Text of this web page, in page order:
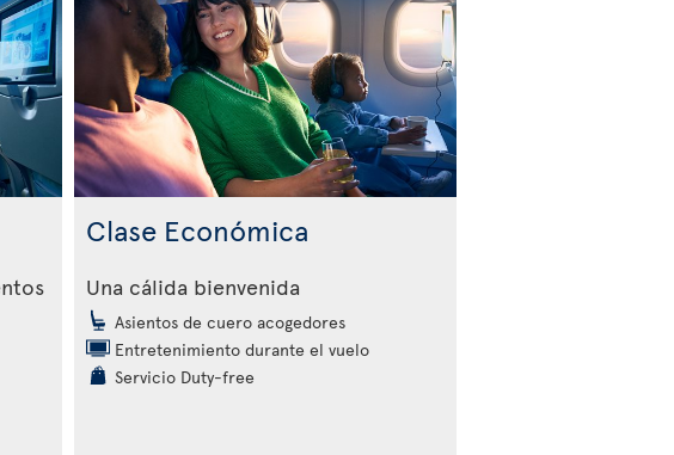
Clase Económica
Una cálida bienvenida
Asientos de cuero acogedores
Entretenimiento durante el vuelo
Servicio Duty-free